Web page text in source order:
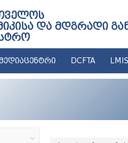
და მდგრადი
DCFTA LMIS